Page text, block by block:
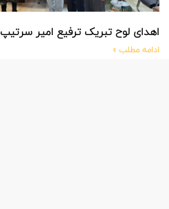
اهدای لوح تبریک ترفیع امیر سرتیپ۲ ستاد شهریار پورفضلی فرمانده تیپ ۳۶۴ شهید نصیرزاده نزاجا مستقر در مهاباد
ادامه مطلب »